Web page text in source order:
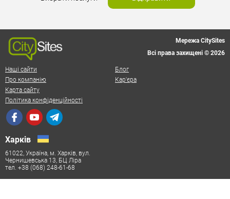
Мережа CitySites
Всі права захищені © 2026
Наші сайти
Блог
Про компанію
Кар'єра
Карта сайту
Політика конфіденційності
Харків
61022, Україна, м. Харків, вул.
Чернишевська 13, БЦ Ліра
тел. +38 (068) 248-61-68